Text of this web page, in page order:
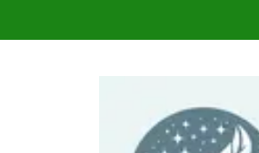
Trouvez le